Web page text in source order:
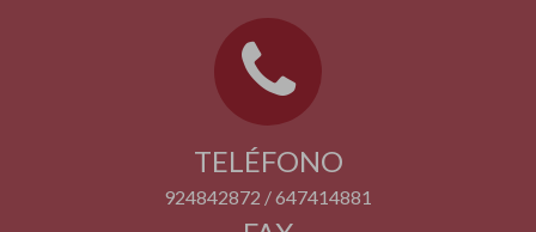
TELÉFONO
924842872 / 647414881